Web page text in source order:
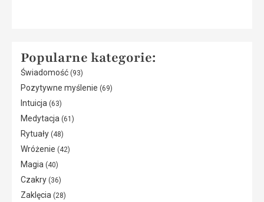
Popularne kategorie:
Świadomość (93)
Pozytywne myślenie (69)
Intuicja (63)
Medytacja (61)
Rytuały (48)
Wróżenie (42)
Magia (40)
Czakry (36)
Zaklęcia (28)